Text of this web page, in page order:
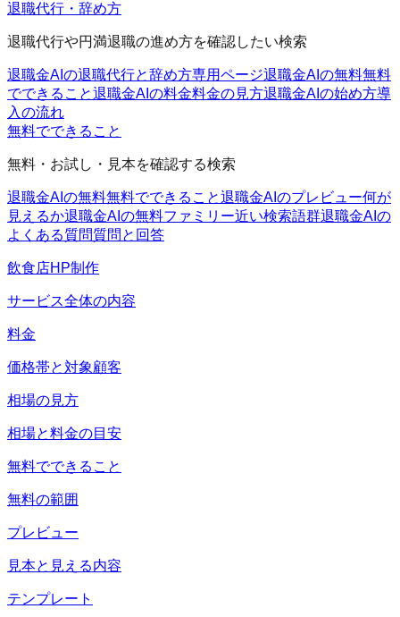
退職代行・辞め方
退職代行や円満退職の進め方を確認したい検索
退職金AIの退職代行と辞め方専用ページ退職金AIの無料無料
でできること退職金AIの料金料金の見方退職金AIの始め方導
入の流れ
無料でできること
無料・お試し・見本を確認する検索
退職金AIの無料無料でできること退職金AIのプレビュー何が
見えるか退職金AIの無料ファミリー近い検索語群退職金AIの
よくある質問質問と回答
飲食店HP制作
サービス全体の内容
料金
価格帯と対象顧客
相場の見方
相場と料金の目安
無料でできること
無料の範囲
プレビュー
見本と見える内容
テンプレート